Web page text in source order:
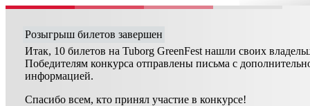
Розыгрыш билетов завершен
Итак, 10 билетов на Tuborg GreenFest нашли своих
Победителям конкурса отправлены письма с
информацией.
Спасибо всем, кто принял участие в конкурсе!